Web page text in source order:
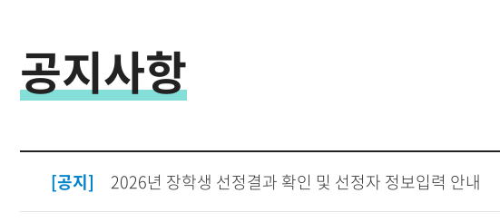
투명경영
오시는길
공지사항
[공지] 2026년 장학생 선정결과 확인 및 선정자 정보입력 안내